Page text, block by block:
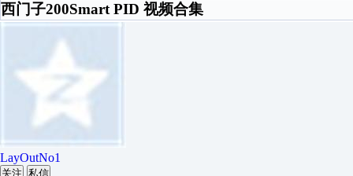
西门子200Smart PID 视频合集
LayOutNo1
关注 私信